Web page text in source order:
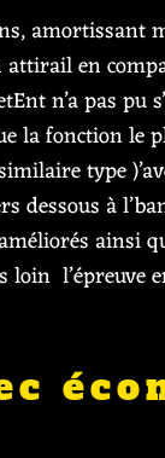
amortissant
en
n’a pas pu
la fonction le
type
à
ainsi
loin l’épreuve